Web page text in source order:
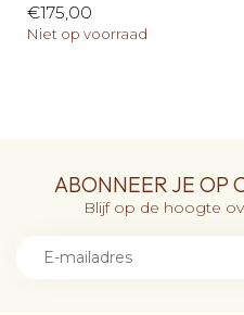
€175,00
Niet op voorraad
ABONNEER JE OP
Blijf op de hoogte